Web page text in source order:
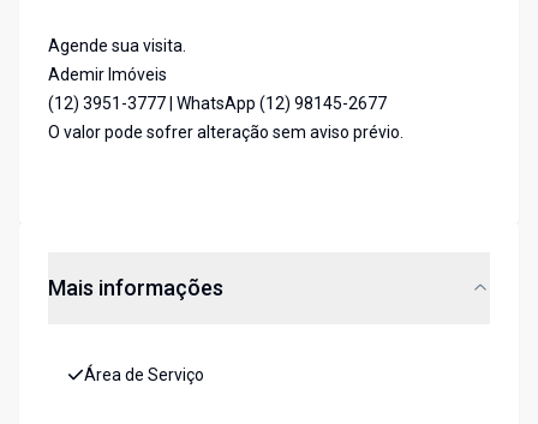
Agende sua visita.
Ademir Imóveis
(12) 3951-3777 | WhatsApp (12) 98145-2677
O valor pode sofrer alteração sem aviso prévio.
Mais informações
Área de Serviço